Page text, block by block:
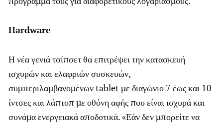
Hardware
Η νέα γενιά τσίπσετ θα επιτρέψει την κατασκευή
ισχυρών και ελαφριών συσκευών,
συμπεριλαμβανομένων tablet με διαγώνιο 7 έως και 10
ίντσες και λάπτοπ με οθόνη αφής που είναι ισχυρά και
συνάμα ενεργειακά αποδοτικά. «Εάν δεν μπορείτε να